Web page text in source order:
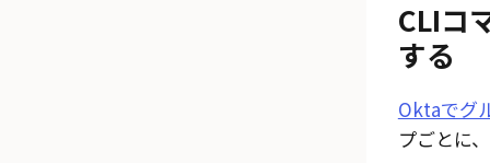
CLIコ
する
Oktaでグ
プごとに